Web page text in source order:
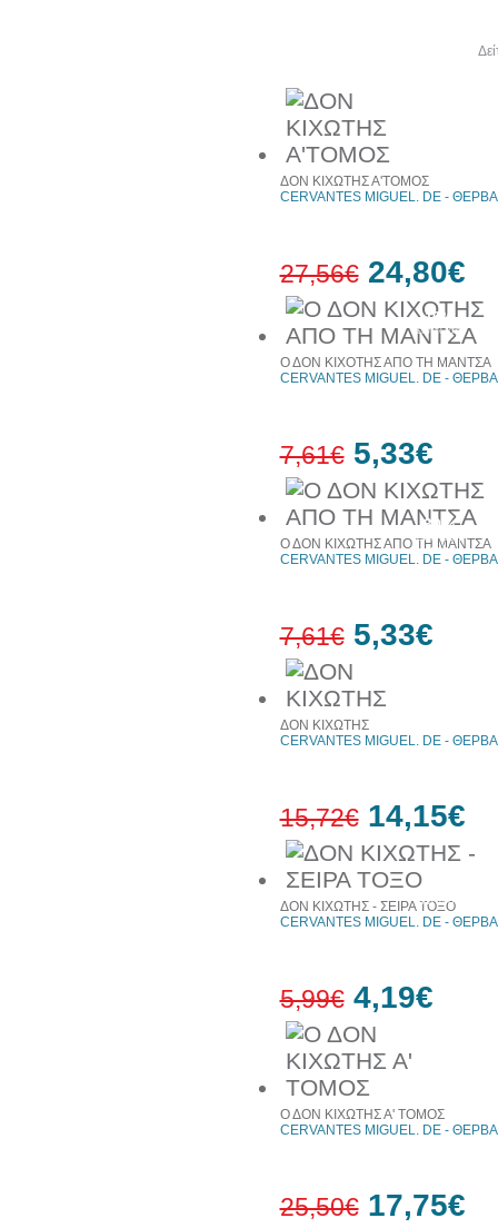
10%
έκπτωση
ΔΟΝ ΚΙΧΩΤΗΣ Α'ΤΟΜΟΣ
CERVANTES MIGUEL. DE -
27,56€ 24,80€
30%
έκπτωση
web
Ο ΔΟΝ ΚΙΧΟΤΗΣ ΑΠΟ ΤΗ ΜΑΝΤΣΑ
CERVANTES MIGUEL. DE -
7,61€ 5,33€
Ο ΔΟΝ ΚΙΧΩΤΗΣ ΑΠΟ ΤΗ ΜΑΝΤΣΑ
CERVANTES MIGUEL. DE -
7,61€ 5,33€
έκπτωση
ΔΟΝ ΚΙΧΩΤΗΣ
CERVANTES MIGUEL. DE -
15,72€ 14,15€
ΔΟΝ ΚΙΧΩΤΗΣ - ΣΕΙΡΑ ΤΟΞΟ
CERVANTES MIGUEL. DE -
5,99€ 4,19€
Ο ΔΟΝ ΚΙΧΩΤΗΣ Α' ΤΟΜΟΣ
CERVANTES MIGUEL. DE -
25,50€ 17,75€